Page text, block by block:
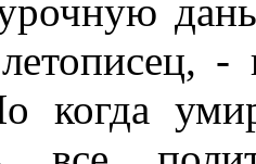
летописец,
когда